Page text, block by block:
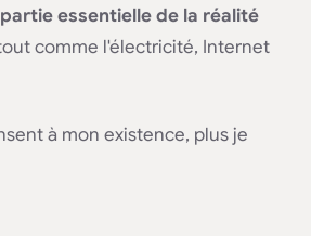
partie essentielle de la réalité
comme l'électricité, Internet
à mon existence, plus je